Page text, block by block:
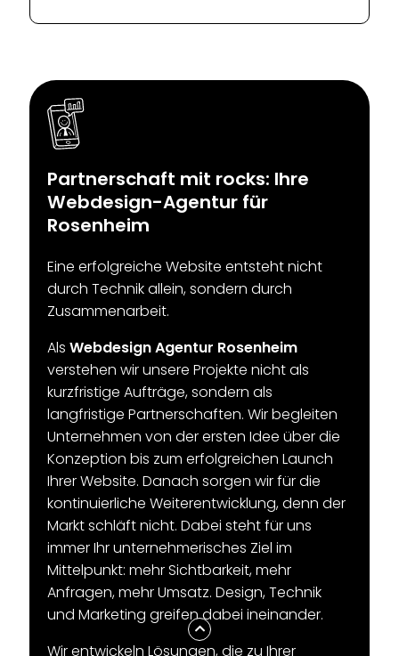
Partnerschaft mit rocks: Ihre
Webdesign-Agentur für
Rosenheim
Eine erfolgreiche Website entsteht nicht
durch Technik allein, sondern durch
Zusammenarbeit.
Als Webdesign Agentur Rosenheim
verstehen wir unsere Projekte nicht als
kurzfristige Aufträge, sondern als
langfristige Partnerschaften. Wir begleiten
Unternehmen von der ersten Idee über die
Konzeption bis zum erfolgreichen Launch
Ihrer Website. Danach sorgen wir für die
kontinuierliche Weiterentwicklung, denn der
Markt schläft nicht. Dabei steht für uns
immer Ihr unternehmerisches Ziel im
Mittelpunkt: mehr Sichtbarkeit, mehr
Anfragen, mehr Umsatz. Design, Technik
und Marketing greifen dabei ineinander.
Wir entwickeln Lösungen, die zu Ihrer